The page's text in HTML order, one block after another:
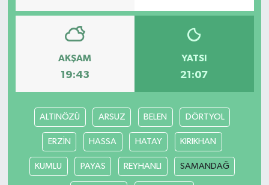
AKŞAM
19:43
YATSI
21:07
ALTINÖZÜ ARSUZ BELEN DÖRTYOL
ERZİN HASSA HATAY KIRIKHAN
KUMLU PAYAS REYHANLI SAMANDAĞ